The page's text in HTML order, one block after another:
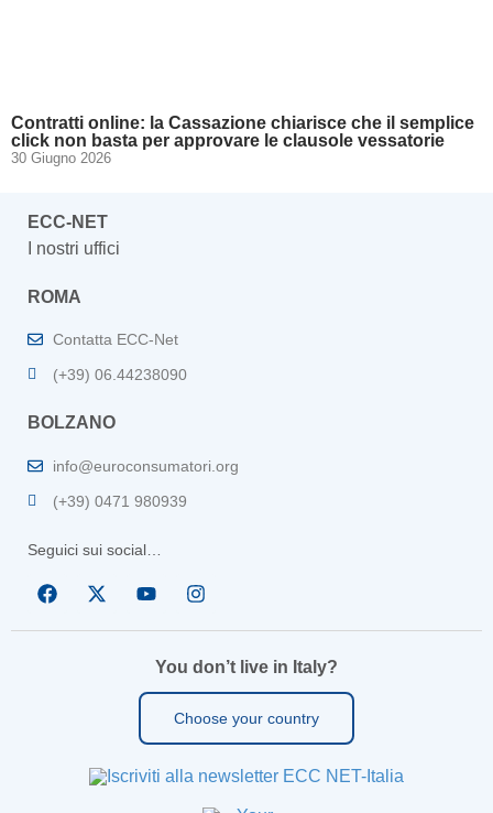
Contratti online: la Cassazione chiarisce che il semplice
click non basta per approvare le clausole vessatorie
30 Giugno 2026
ECC-NET
I nostri uffici
ROMA
Contatta ECC-Net
(+39) 06.44238090
BOLZANO
info@euroconsumatori.org
(+39) 0471 980939
Seguici sui social…
You don’t live in Italy?
Choose your country